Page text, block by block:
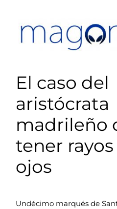
contenido
El caso del
aristócrata
madrileño
tener rayos
ojos
Undécimo marqués de